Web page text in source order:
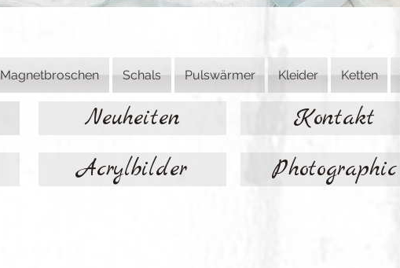
Magnetbroschen Schals Pulswärmer Kleider Ketten
Neuheiten
Kontakt
Acrylbilder Photographic